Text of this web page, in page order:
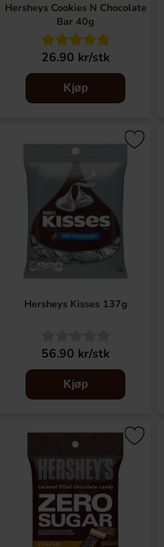
Hersheys Cookies N Chocolate
Bar 40g
26.90 kr/stk
Kjøp
Hersheys Kisses 137g
56.90 kr/stk
Kjøp